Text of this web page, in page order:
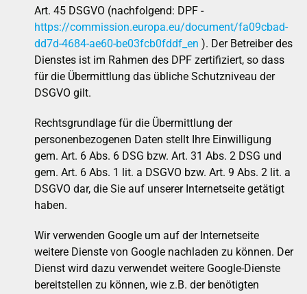
Art. 45 DSGVO (nachfolgend: DPF -
https://commission.europa.eu/document/fa09cbad-
dd7d-4684-ae60-be03fcb0fddf_en ). Der Betreiber des
Dienstes ist im Rahmen des DPF zertifiziert, so dass
für die Übermittlung das übliche Schutzniveau der
DSGVO gilt.
Rechtsgrundlage für die Übermittlung der
personenbezogenen Daten stellt Ihre Einwilligung
gem. Art. 6 Abs. 6 DSG bzw. Art. 31 Abs. 2 DSG und
gem. Art. 6 Abs. 1 lit. a DSGVO bzw. Art. 9 Abs. 2 lit. a
DSGVO dar, die Sie auf unserer Internetseite getätigt
haben.
Wir verwenden Google um auf der Internetseite
weitere Dienste von Google nachladen zu können. Der
Dienst wird dazu verwendet weitere Google-Dienste
bereitstellen zu können, wie z.B. der benötigten